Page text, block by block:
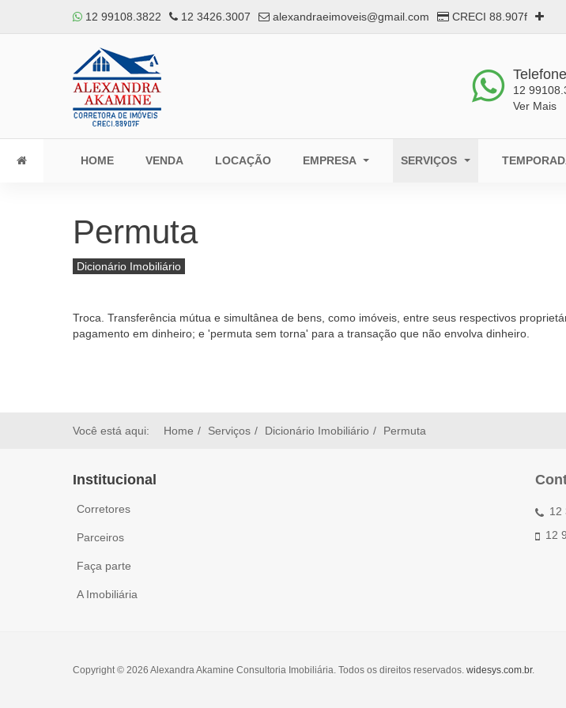
12 99108.3822 12 3426.3007 alexandraeimoveis@gmail.com CRECI 88.907f
12
Ver Mais
HOME VENDA LOCAÇÃO EMPRESA SERVIÇOS
Permuta
Dicionário Imobiliário
Troca. Transferência mútua e simultânea de bens, como imóveis, entre seus respectivos
pagamento em dinheiro; e 'permuta sem torna' para a transação que não envolva dinheiro.
Você está aqui: Home Serviços Dicionário Imobiliário Permuta
Institucional
Corretores
Parceiros
Faça parte
A Imobiliária
12
12
Copyright © 2026 Alexandra Akamine Consultoria Imobiliária. Todos os direitos reservados. widesys.com.br.